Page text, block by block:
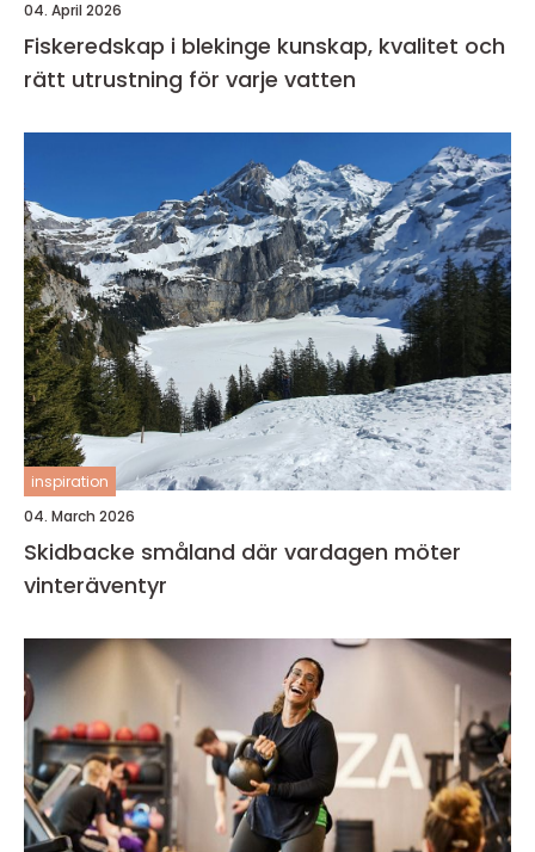
04. April 2026
Fiskeredskap i blekinge kunskap, kvalitet och
rätt utrustning för varje vatten
inspiration
04. March 2026
Skidbacke småland där vardagen möter
vinteräventyr